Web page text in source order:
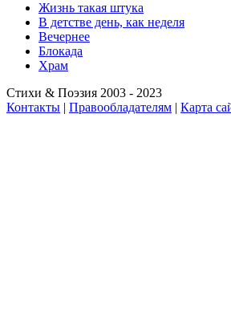
Жизнь такая штука
В детстве день, как неделя
Вечернее
Блокада
Храм
Стихи & Поэзия 2003 - 2023
Контакты | Правообладателям | Карта